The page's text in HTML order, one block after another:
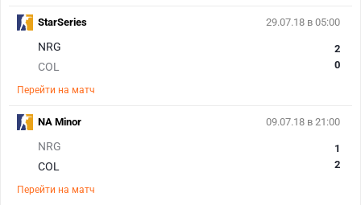
29.07.18 в 05:00
NRG
COL
2
0
Перейти на матч
StarSeries
09.07.18 в 21:00
NRG
COL
1
2
Перейти на матч
NA Minor